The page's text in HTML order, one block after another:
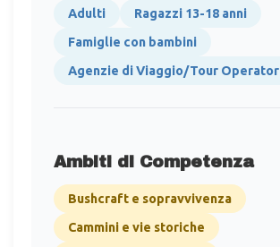
Adulti
Ragazzi 13-18 anni
Famiglie con bambini
Agenzie di Viaggio/Tour Operator
Ambiti di Competenza
Bushcraft e sopravvivenza
Cammini e vie storiche